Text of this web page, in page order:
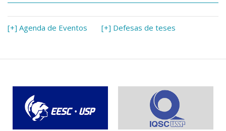
[+] Agenda de Eventos [+] Defesas de teses